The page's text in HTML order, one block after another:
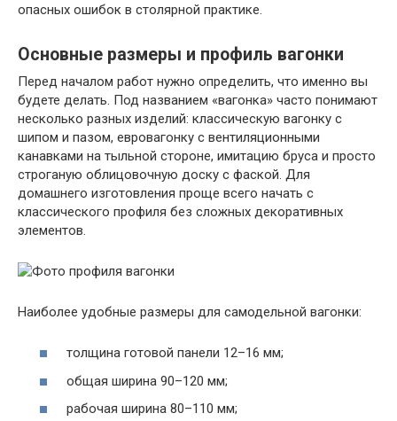
опасных ошибок в столярной практике.
Основные размеры и профиль вагонки
Перед началом работ нужно определить, что именно вы
будете делать. Под названием «вагонка» часто понимают
несколько разных изделий: классическую вагонку с
шипом и пазом, евровагонку с вентиляционными
канавками на тыльной стороне, имитацию бруса и просто
строганую облицовочную доску с фаской. Для
домашнего изготовления проще всего начать с
классического профиля без сложных декоративных
элементов.
Наиболее удобные размеры для самодельной вагонки:
толщина готовой панели 12–16 мм;
общая ширина 90–120 мм;
рабочая ширина 80–110 мм;